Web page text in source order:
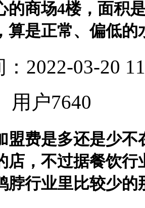
的商场4楼，面积
算是正常、偏低的
2022-03-20
用户7640
盟费是多还是少
店，不过据餐饮
脖行业里比较少的